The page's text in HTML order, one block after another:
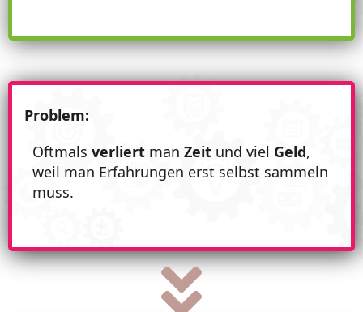
Problem:
Oftmals verliert man Zeit und viel Geld,
weil man Erfahrungen erst selbst sammeln
muss.